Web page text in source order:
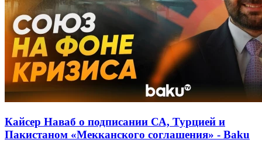
Кайсер Наваб о подписании СА, Турцией и
Пакистаном «Мекканского соглашения» - Baku